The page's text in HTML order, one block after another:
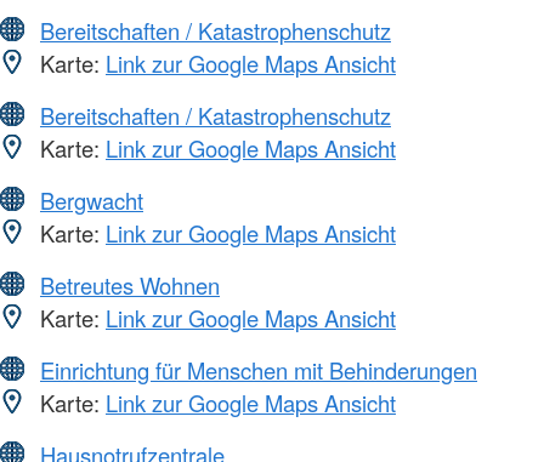
Bereitschaften / Katastrophenschutz
Karte: Link zur Google Maps Ansicht
Bereitschaften / Katastrophenschutz
Karte: Link zur Google Maps Ansicht
Bergwacht
Karte: Link zur Google Maps Ansicht
Betreutes Wohnen
Karte: Link zur Google Maps Ansicht
Einrichtung für Menschen mit Behinderungen
Karte: Link zur Google Maps Ansicht
Hausnotrufzentrale